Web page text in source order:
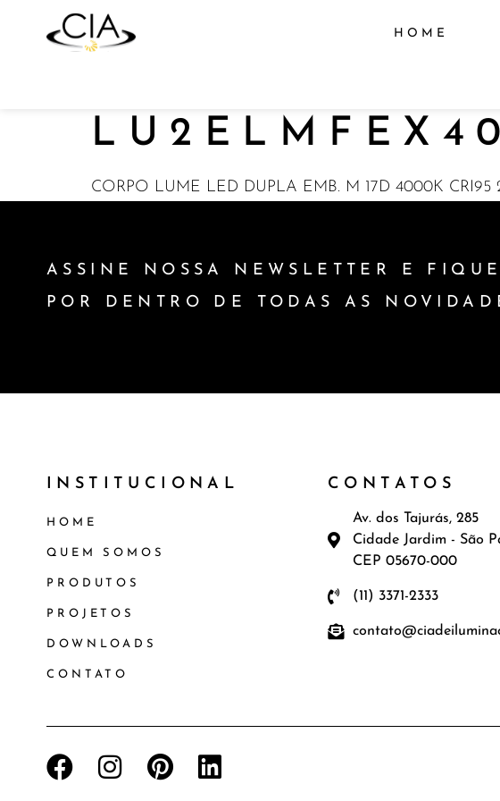
HOME
LU2ELMFEX40
CORPO LUME LED DUPLA EMB. M 17D 4000K CRI95
ASSINE NOSSA NEWSLETTER E FIQUE
POR DENTRO DE TODAS AS
INSTITUCIONAL
HOME
QUEM SOMOS
PRODUTOS
PROJETOS
DOWNLOADS
CONTATO
CONTATOS
Av. dos Tajurás, 285
Cidade Jardim - São
CEP 05670-000
(11) 3371-2333